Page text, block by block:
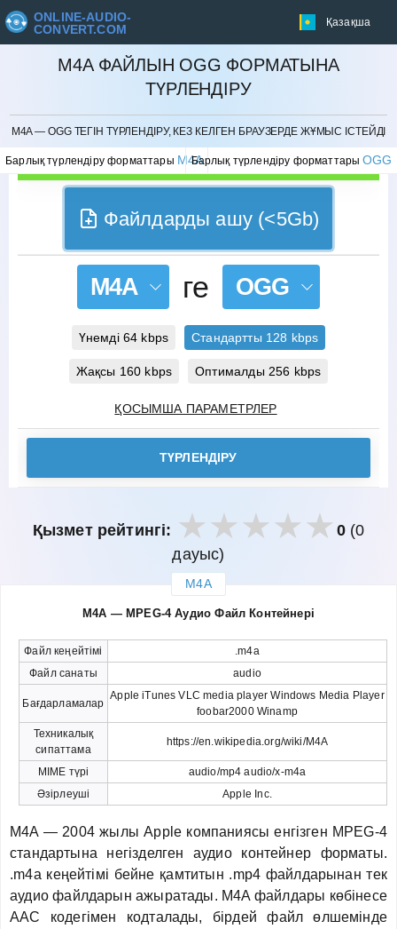
ONLINE-AUDIO-
CONVERT.COM
Қазақша
M4A ФАЙЛЫН OGG ФОРМАТЫНА
ТҮРЛЕНДІРУ
M4A — OGG ТЕГІН ТҮРЛЕНДІРУ, КЕЗ КЕЛГЕН БРАУЗЕРДЕ ЖҰМЫС ІСТЕЙДІ
Барлық түрлендіру форматтары M4AБарлық түрлендіру форматтарыOGG
БОЛДЫРМАУ
Файлдарды ашу (<5Gb)
M4A ге OGG
Үнемді 64 kbps Стандартты 128 kbps
Жақсы 160 kbps Оптималды 256 kbps
ҚОСЫМША ПАРАМЕТРЛЕР
ТҮРЛЕНДІРУ
Қызмет рейтингі: 0(0
дауыс)
M4A
M4A — MPEG-4 Аудио Файл Контейнері
Файл кеңейтімі
.m4a
Файл санаты
audio
Бағдарламалар
Apple iTunes VLC media player Windows Media Player
foobar2000 Winamp
Техникалық
сипаттама
https://en.wikipedia.org/wiki/M4A
MIME түрі
audio/mp4 audio/x-m4a
Әзірлеуші
Apple Inc.
M4A — 2004 жылы Apple компаниясы енгізген MPEG-4
стандартына негізделген аудио контейнер форматы.
.m4a кеңейтімі бейне қамтитын .mp4 файлдарынан тек
аудио файлдарын ажыратады. M4A файлдары көбінесе
AAC кодегімен кодталады, бірдей файл өлшемінде